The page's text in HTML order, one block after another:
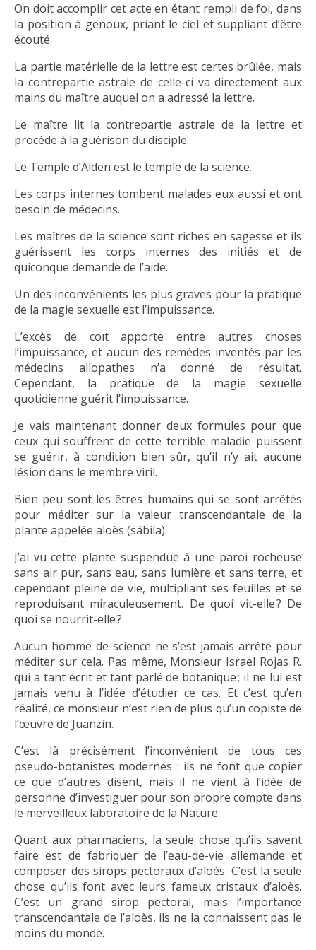
On doit accomplir cet acte en étant rempli de foi, dans
la position à genoux, priant le ciel et suppliant d’être
écouté.
La partie matérielle de la lettre est certes brûlée, mais
la contrepartie astrale de celle-ci va directement aux
mains du maître auquel on a adressé la lettre.
Le maître lit la contrepartie astrale de la lettre et
procède à la guérison du disciple.
Le Temple d’Alden est le temple de la science.
Les corps internes tombent malades eux aussi et ont
besoin de médecins.
Les maîtres de la science sont riches en sagesse et ils
guérissent les corps internes des initiés et de
quiconque demande de l’aide.
Un des inconvénients les plus graves pour la pratique
de la magie sexuelle est l’impuissance.
L’excès de coït apporte entre autres choses
l’impuissance, et aucun des remèdes inventés par les
médecins allopathes n’a donné de résultat.
Cependant, la pratique de la magie sexuelle
quotidienne guérit l’impuissance.
Je vais maintenant donner deux formules pour que
ceux qui souffrent de cette terrible maladie puissent
se guérir, à condition bien sûr, qu’il n’y ait aucune
lésion dans le membre viril.
Bien peu sont les êtres humains qui se sont arrêtés
pour méditer sur la valeur transcendantale de la
plante appelée aloès (sábila).
J’ai vu cette plante suspendue à une paroi rocheuse
sans air pur, sans eau, sans lumière et sans terre, et
cependant pleine de vie, multipliant ses feuilles et se
reproduisant miraculeusement. De quoi vit-elle ? De
quoi se nourrit-elle ?
Aucun homme de science ne s’est jamais arrêté pour
méditer sur cela. Pas même, Monsieur Israël Rojas R.
qui a tant écrit et tant parlé de botanique ; il ne lui est
jamais venu à l’idée d’étudier ce cas. Et c’est qu’en
réalité, ce monsieur n’est rien de plus qu’un copiste de
l’œuvre de Juanzin.
C’est là précisément l’inconvénient de tous ces
pseudo-botanistes modernes : ils ne font que copier
ce que d’autres disent, mais il ne vient à l’idée de
personne d’investiguer pour son propre compte dans
le merveilleux laboratoire de la Nature.
Quant aux pharmaciens, la seule chose qu’ils savent
faire est de fabriquer de l’eau-de-vie allemande et
composer des sirops pectoraux d’aloès. C’est la seule
chose qu’ils font avec leurs fameux cristaux d’aloès.
C’est un grand sirop pectoral, mais l’importance
transcendantale de l’aloès, ils ne la connaissent pas le
moins du monde.